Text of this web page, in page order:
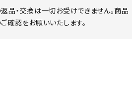
・交換は一切お受けできません。商品
確認をお願いいたします。